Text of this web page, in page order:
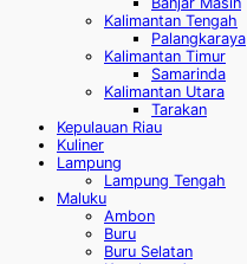
Kalimantan Tengah
Palangkaraya
Kalimantan Timur
Samarinda
Kalimantan Utara
Tarakan
Kepulauan Riau
Kuliner
Lampung
Lampung Tengah
Maluku
Ambon
Buru
Buru Selatan